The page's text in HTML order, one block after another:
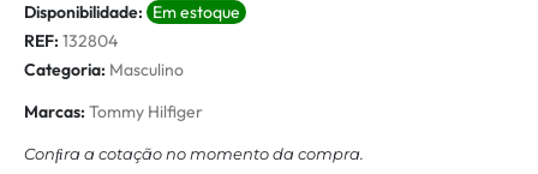
Disponibilidade: Em estoque
REF: 132804
Categoria: Masculino
Marcas: Tommy Hilfiger
Conﬁra a cotação no momento da compra.